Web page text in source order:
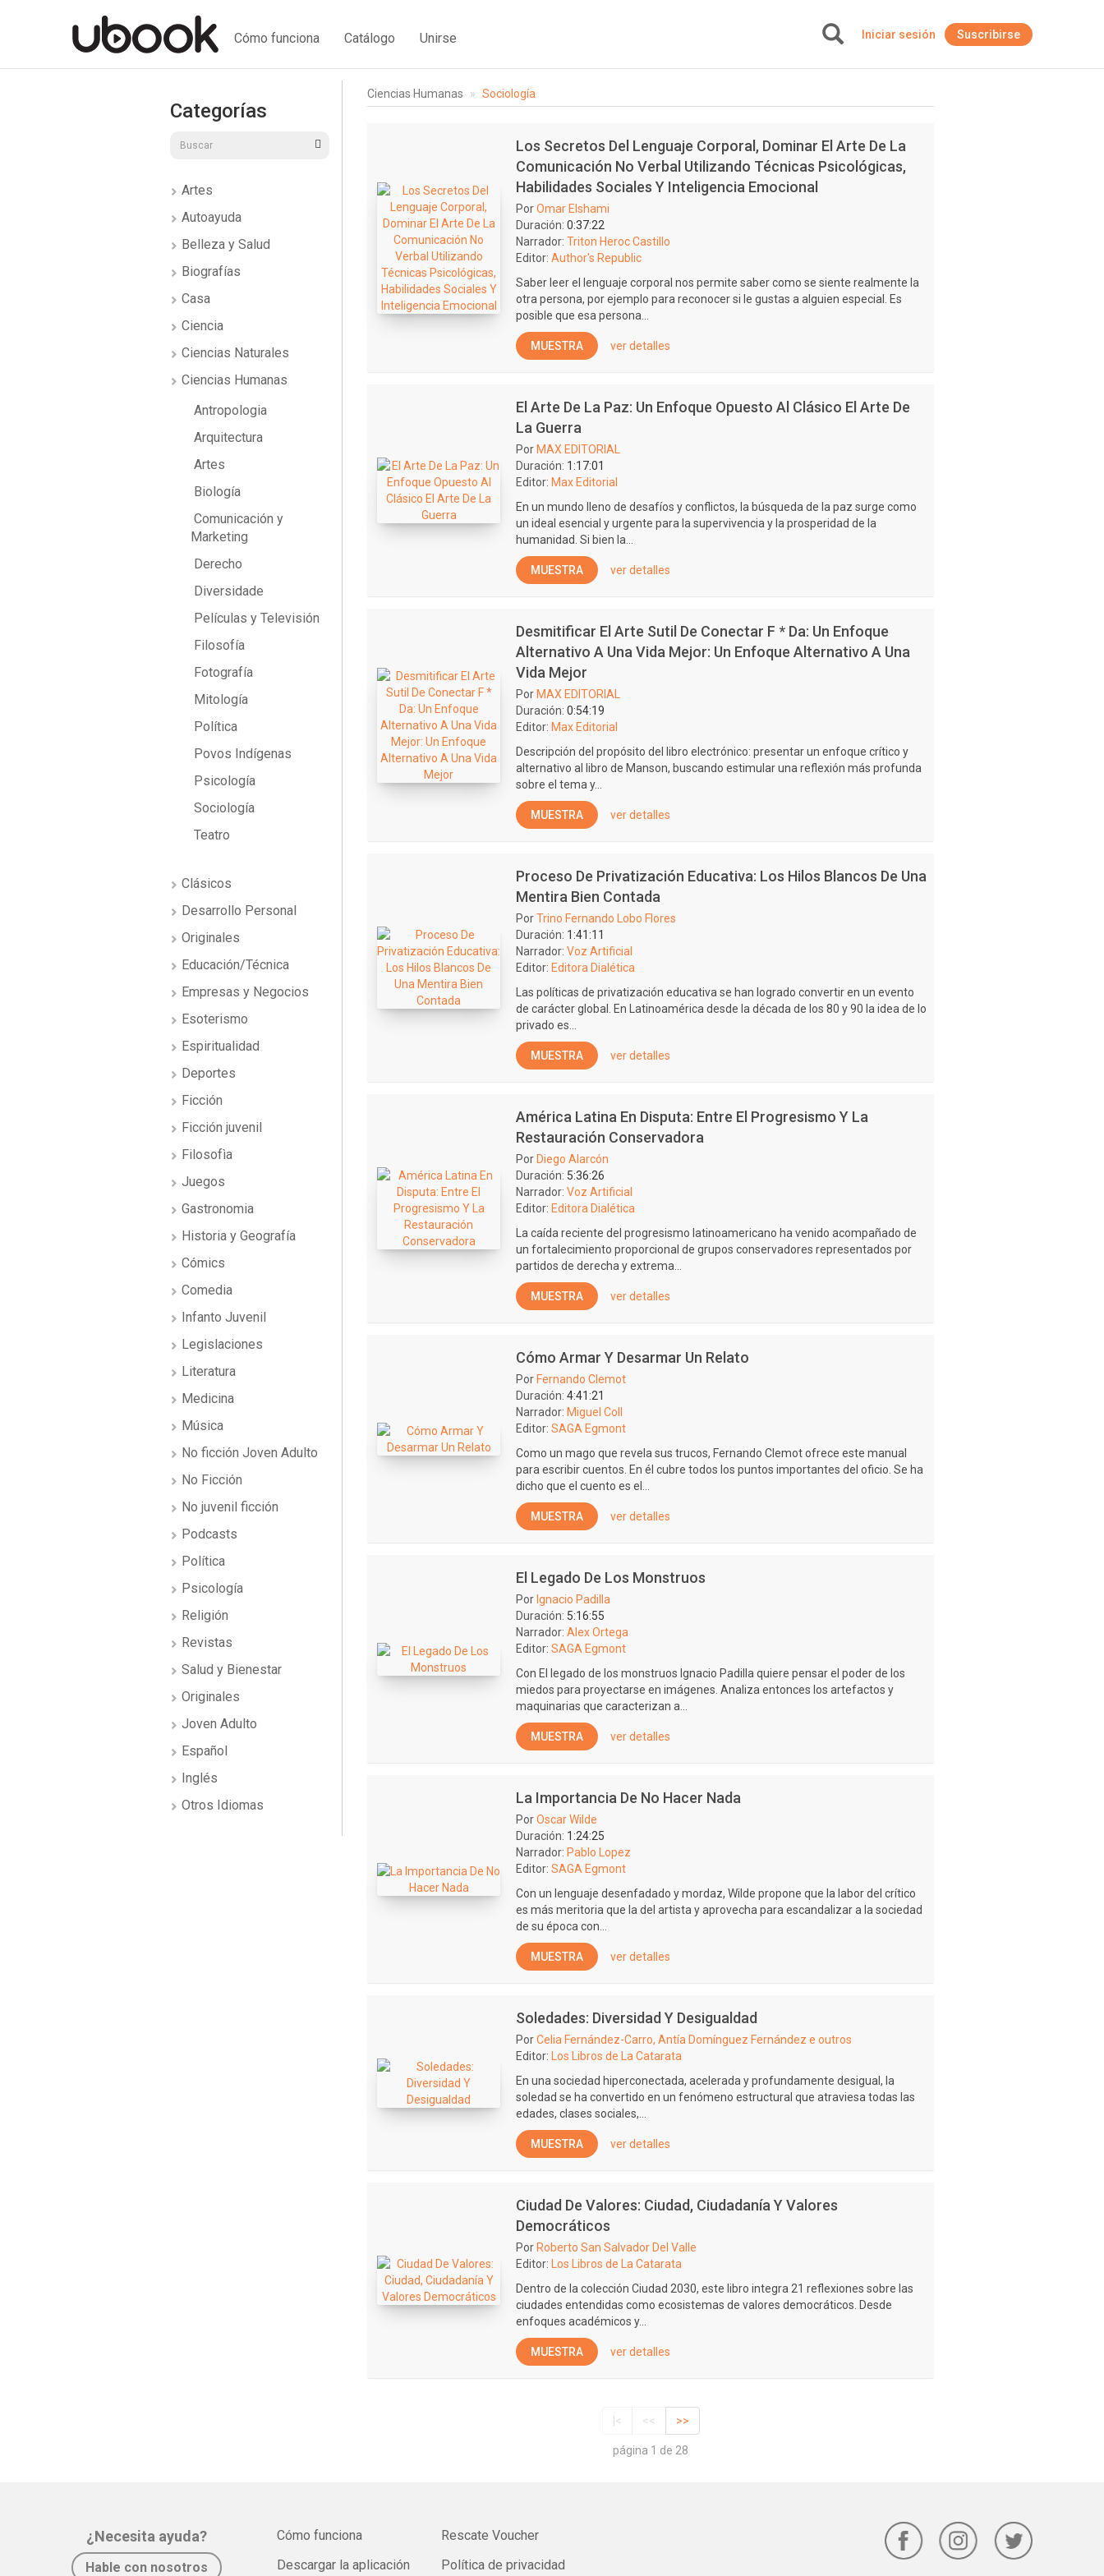
Cómo funciona Catálogo Unirse Iniciar sesión Suscribirse
Categorías
Artes
Autoayuda
Belleza y Salud
Biografías
Casa
Ciencia
Ciencias Naturales
Ciencias Humanas
Antropologia
Arquitectura
Artes
Biología
Comunicación y
Marketing
Derecho
Diversidade
Películas y Televisión
Filosofía
Fotografía
Mitología
Política
Povos Indígenas
Psicología
Sociología
Teatro
Clásicos
Desarrollo Personal
Originales
Educación/Técnica
Empresas y Negocios
Esoterismo
Espiritualidad
Deportes
Ficción
Ficción juvenil
Filosofìa
Juegos
Gastronomia
Historia y Geografía
Cómics
Comedia
Infanto Juvenil
Legislaciones
Literatura
Medicina
Música
No ficción Joven Adulto
No Ficción
No juvenil ficción
Podcasts
Política
Psicología
Religión
Revistas
Salud y Bienestar
Originales
Joven Adulto
Español
Inglés
Otros Idiomas
Ciencias Humanas Sociología
Los Secretos Del Lenguaje Corporal, Dominar El Arte De La
Comunicación No Verbal Utilizando Técnicas Psicológicas,
Habilidades Sociales Y Inteligencia Emocional
PorOmar Elshami
Duración: 0:37:22
Narrador: Triton Heroc Castillo
Editor: Author's Republic
Saber leer el lenguaje corporal nos permite saber como se siente realmente la
otra persona, por ejemplo para reconocer si le gustas a alguien especial. Es
posible que esa persona...
MUESTRA ver detalles
El Arte De La Paz: Un Enfoque Opuesto Al Clásico El Arte De
La Guerra
Por MAX EDITORIAL
Duración: 1:17:01
Editor: Max Editorial
En un mundo lleno de desafíos y conflictos, la búsqueda de la paz surge como
un ideal esencial y urgente para la supervivencia y la prosperidad de la
humanidad. Si bien la...
MUESTRA ver detalles
Desmitificar El Arte Sutil De Conectar F * Da: Un Enfoque
Alternativo A Una Vida Mejor: Un Enfoque Alternativo A Una
Vida Mejor
Por MAX EDITORIAL
Duración: 0:54:19
Editor: Max Editorial
Descripción del propósito del libro electrónico: presentar un enfoque crítico y
alternativo al libro de Manson, buscando estimular una reflexión más profunda
sobre el tema y...
MUESTRA ver detalles
Proceso De Privatización Educativa: Los Hilos Blancos De Una
Mentira Bien Contada
PorTrino Fernando Lobo Flores
Duración: 1:41:11
Narrador: Voz Artificial
Editor: Editora Dialética
Las políticas de privatización educativa se han logrado convertir en un evento
de carácter global. En Latinoamérica desde la década de los 80 y 90 la idea de lo
privado es...
MUESTRA ver detalles
América Latina En Disputa: Entre El Progresismo Y La
Restauración Conservadora
Por Diego Alarcón
Duración: 5:36:26
Narrador: Voz Artificial
Editor: Editora Dialética
La caída reciente del progresismo latinoamericano ha venido acompañado de
un fortalecimiento proporcional de grupos conservadores representados por
partidos de derecha y extrema...
MUESTRA ver detalles
Cómo Armar Y Desarmar Un Relato
Por Fernando Clemot
Duración: 4:41:21
Narrador: Miguel Coll
Editor: SAGA Egmont
Como un mago que revela sus trucos, Fernando Clemot ofrece este manual
para escribir cuentos. En él cubre todos los puntos importantes del oficio. Se ha
dicho que el cuento es el...
MUESTRA ver detalles
El Legado De Los Monstruos
Por Ignacio Padilla
Duración: 5:16:55
Narrador: Alex Ortega
Editor: SAGA Egmont
Con El legado de los monstruos Ignacio Padilla quiere pensar el poder de los
miedos para proyectarse en imágenes. Analiza entonces los artefactos y
maquinarias que caracterizan a...
MUESTRA ver detalles
La Importancia De No Hacer Nada
PorOscar Wilde
Duración: 1:24:25
Narrador: Pablo Lopez
Editor: SAGA Egmont
Con un lenguaje desenfadado y mordaz, Wilde propone que la labor del crítico
es más meritoria que la del artista y aprovecha para escandalizar a la sociedad
de su época con...
MUESTRA ver detalles
Soledades: Diversidad Y Desigualdad
PorCelia Fernández-Carro, Antía Domínguez Fernández e outros
Editor:
Los Libros de La Catarata
En una sociedad hiperconectada, acelerada y profundamente desigual, la
soledad se ha convertido en un fenómeno estructural que atraviesa todas las
edades, clases sociales,...
MUESTRA ver detalles
Ciudad De Valores: Ciudad, Ciudadanía Y Valores
Democráticos
Por Roberto San Salvador Del Valle
Editor:
Los Libros de La Catarata
Dentro de la colección Ciudad 2030, este libro integra 21 reflexiones sobre las
ciudades entendidas como ecosistemas de valores democráticos. Desde
enfoques académicos y...
MUESTRA ver detalles
|< << >>
página 1 de 28
¿Necesita ayuda?
Hable con nosotros
Cómo funciona
Descargar la aplicación
Rescate Voucher
Política de privacidad